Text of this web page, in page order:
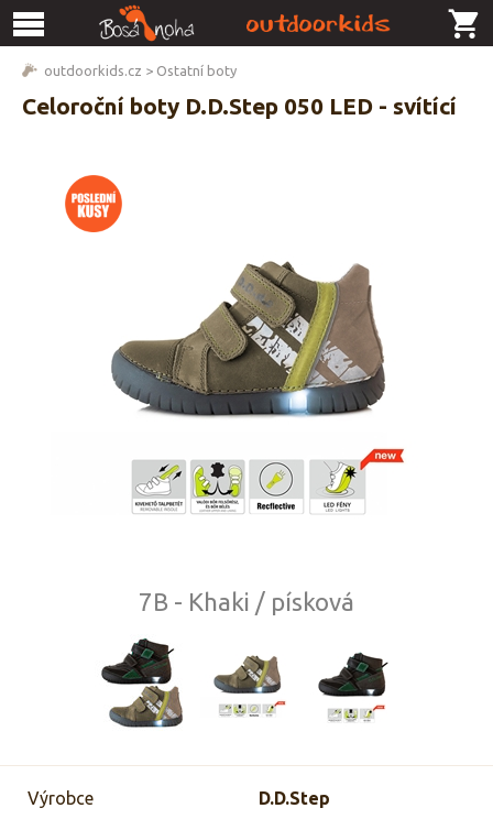
outdoorkids.cz > Ostatní boty
Celoroční boty D.D.Step 050 LED - svítící
7B - Khaki / písková
Výrobce D.D.Step